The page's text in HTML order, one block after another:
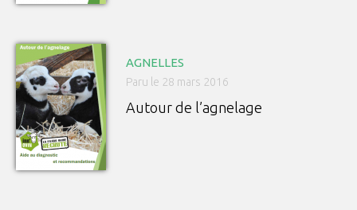
AGNELLES
Paru le 28 mars 2016
Autour de l’agnelage